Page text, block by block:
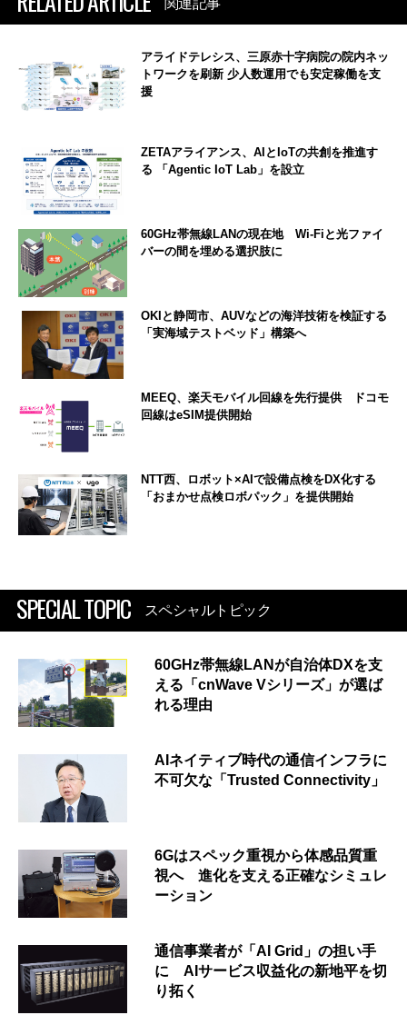
アライドテレシス、三原赤十字病院の院内ネッ
トワークを刷新 少人数運用でも安定稼働を支
援
ZETAアライアンス、AIとIoTの共創を推進す
る 「Agentic IoT Lab」を設立
60GHz帯無線LANの現在地 Wi-Fiと光ファイ
バーの間を埋める選択肢に
OKIと静岡市、AUVなどの海洋技術を検証する
「実海域テストベッド」構築へ
MEEQ、楽天モバイル回線を先行提供 ドコモ
回線はeSIM提供開始
NTT西、ロボット×AIで設備点検をDX化する
「おまかせ点検ロボパック」を提供開始
SPECIAL TOPIC スペシャルトピック
60GHz帯無線LANが自治体DXを支
える「cnWave Vシリーズ」が選ば
れる理由
AIネイティブ時代の通信インフラに
不可欠な「Trusted Connectivity」
6Gはスペック重視から体感品質重
視へ 進化を支える正確なシミュレ
ーション
通信事業者が「AI Grid」の担い手
に AIサービス収益化の新地平を切
り拓く